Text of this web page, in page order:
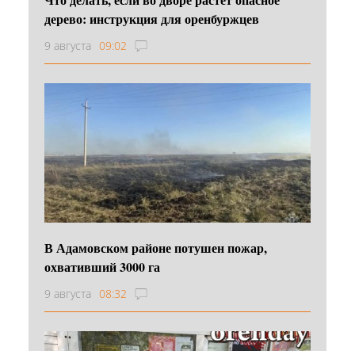
дерево: инструкция для оренбуржцев
9 августа 09:02
В Адамовском районе потушен пожар,
охвативший 3000 га
9 августа 08:32